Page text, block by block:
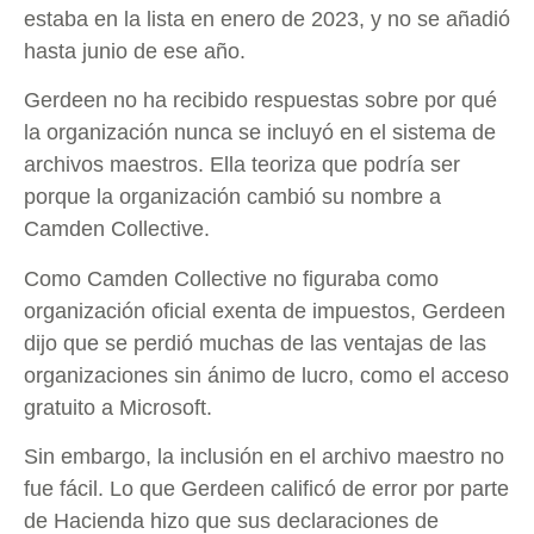
estaba en la lista en enero de 2023, y no se añadió
hasta junio de ese año.
Gerdeen no ha recibido respuestas sobre por qué
la organización nunca se incluyó en el sistema de
archivos maestros. Ella teoriza que podría ser
porque la organización cambió su nombre a
Camden Collective.
Como Camden Collective no figuraba como
organización oficial exenta de impuestos, Gerdeen
dijo que se perdió muchas de las ventajas de las
organizaciones sin ánimo de lucro, como el acceso
gratuito a Microsoft.
Sin embargo, la inclusión en el archivo maestro no
fue fácil. Lo que Gerdeen calificó de error por parte
de Hacienda hizo que sus declaraciones de